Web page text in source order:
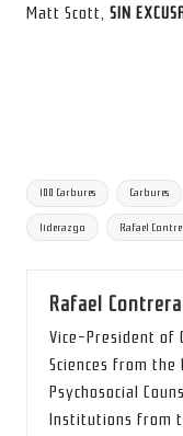
Matt Scott, SIN
Tags:
100 Carbures Carbures
liderazgo Rafael
Rafael
Vice-President of
Sciences from the
Psychosocial
Institutions from